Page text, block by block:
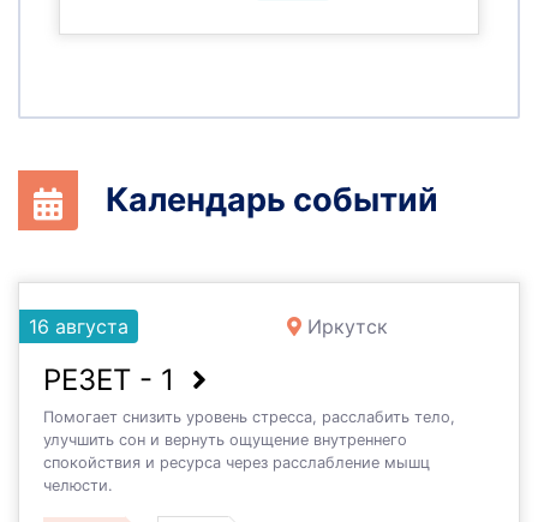
Календарь событий
16 августа Иркутск
РЕЗЕТ - 1
Помогает снизить уровень стресса, расслабить тело,
улучшить сон и вернуть ощущение внутреннего
спокойствия и ресурса через расслабление мышц
челюсти.